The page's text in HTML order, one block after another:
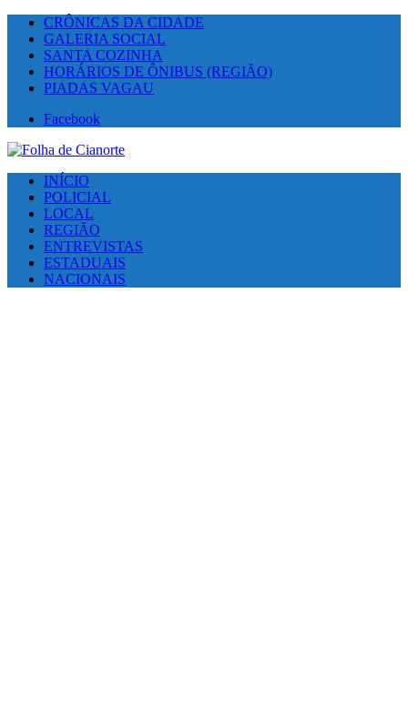
CRÔNICAS DA CIDADE
GALERIA SOCIAL
SANTA COZINHA
HORÁRIOS DE ÔNIBUS (REGIÃO)
PIADAS VAGAU
Facebook
INÍCIO
POLICIAL
LOCAL
REGIÃO
ENTREVISTAS
ESTADUAIS
NACIONAIS